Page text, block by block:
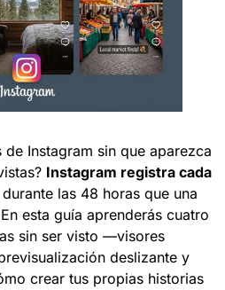
Instagram sin que aparezca
Instagram registra cada
durante las 48 horas que una
esta guía aprenderás cuatro
sin ser visto —visores
deslizante y
crear tus propias historias